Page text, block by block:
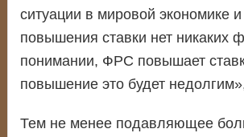
ситуации в мировой экономике
повышения ставки нет никаких
понимании, ФРС повышает
повышение это будет
Тем не менее подавляющее